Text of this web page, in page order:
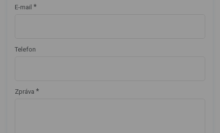
E-mail *
Telefon
Zpráva *